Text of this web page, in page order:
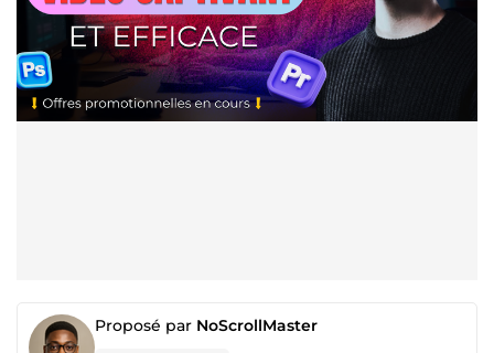
Proposé par NoScrollMaster